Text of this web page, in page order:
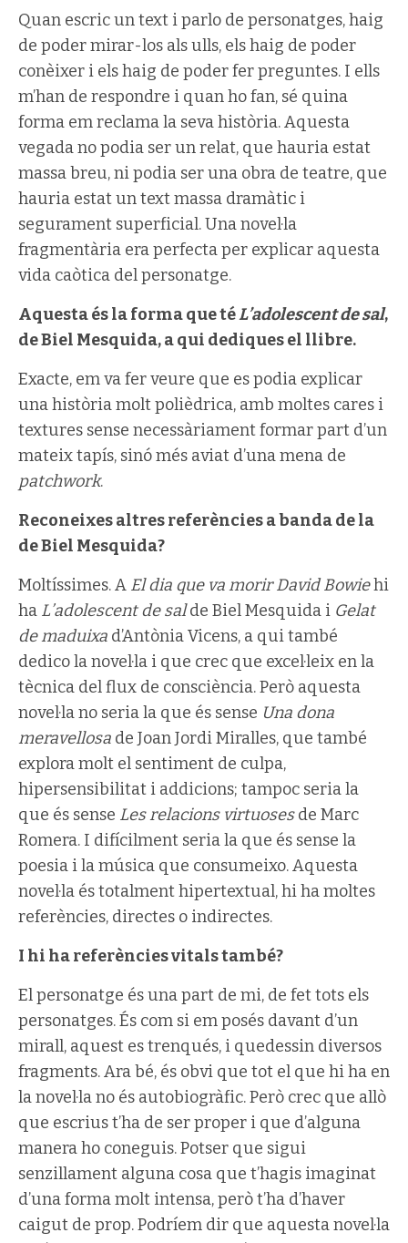
Quan escric un text i parlo de personatges, haig
de poder mirar-los als ulls, els haig de poder
conèixer i els haig de poder fer preguntes. I ells
m’han de respondre i quan ho fan, sé quina
forma em reclama la seva història. Aquesta
vegada no podia ser un relat, que hauria estat
massa breu, ni podia ser una obra de teatre, que
hauria estat un text massa dramàtic i
segurament superficial. Una novel·la
fragmentària era perfecta per explicar aquesta
vida caòtica del personatge.
Aquesta és la forma que téL’adolescent de sal,
de Biel Mesquida, a qui dediques el llibre.
Exacte, em va fer veure que es podia explicar
una història molt polièdrica, amb moltes cares i
textures sense necessàriament formar part d’un
mateix tapís, sinó més aviat d’una mena de
patchwork.
Reconeixes altres referències a banda de la
de Biel Mesquida?
Moltíssimes. A El dia que va morir David Bowiehi
ha L’adolescent de salde Biel Mesquida i Gelat
de maduixa d’Antònia Vicens, a qui també
dedico la novel·la i que crec que excel·leix en la
tècnica del flux de consciència. Però aquesta
novel·la no seria la que és sense Una dona
meravellosa de Joan Jordi Miralles, que també
explora molt el sentiment de culpa,
hipersensibilitat i addicions; tampoc seria la
que és sense Les relacions virtuosesde Marc
Romera. I difícilment seria la que és sense la
poesia i la música que consumeixo. Aquesta
novel·la és totalment hipertextual, hi ha moltes
referències, directes o indirectes.
I hi ha referències vitals també?
El personatge és una part de mi, de fet tots els
personatges. És com si em posés davant d’un
mirall, aquest es trenqués, i quedessin diversos
fragments. Ara bé, és obvi que tot el que hi ha en
la novel·la no és autobiogràfic. Però crec que allò
que escrius t’ha de ser proper i que d’alguna
manera ho coneguis. Potser que sigui
senzillament alguna cosa que t’hagis imaginat
d’una forma molt intensa, però t’ha d’haver
caigut de prop. Podríem dir que aquesta novel·la